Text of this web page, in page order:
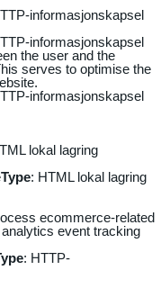
informasjonskapsel
informasjonskapsel
the user and the
serves to optimise the
informasjonskapsel
lokal lagring
Type: HTML lokal lagring
ecommerce-related
event tracking
: HTTP-